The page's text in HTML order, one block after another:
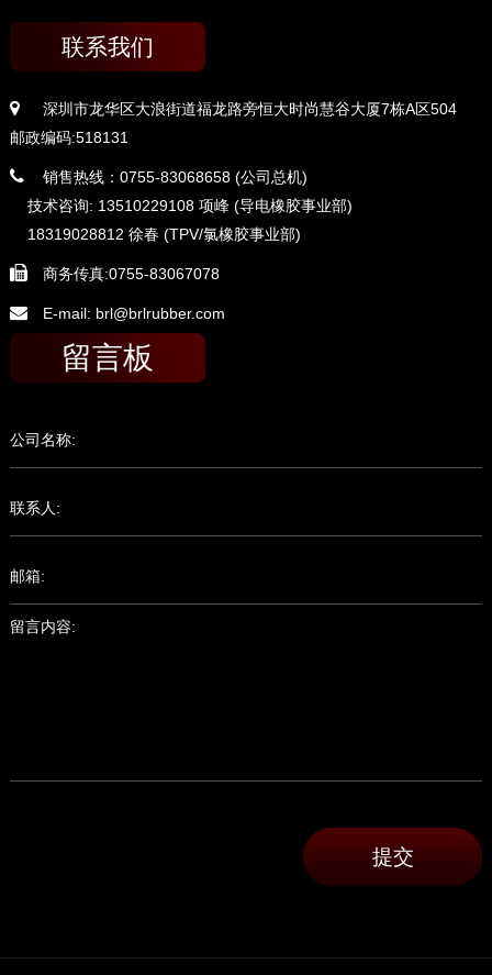
联系我们
深圳市龙华区大浪街道福龙路旁恒大时尚慧谷大厦7栋A区504
邮政编码:518131
销售热线：0755-83068658 (公司总机)
技术咨询: 13510229108 项峰 (导电橡胶事业部)
18319028812 徐春 (TPV/氯橡胶事业部)
商务传真:0755-83067078
E-mail: brl@brlrubber.com
留言板
公司名称:
联系人:
邮箱:
留言内容: